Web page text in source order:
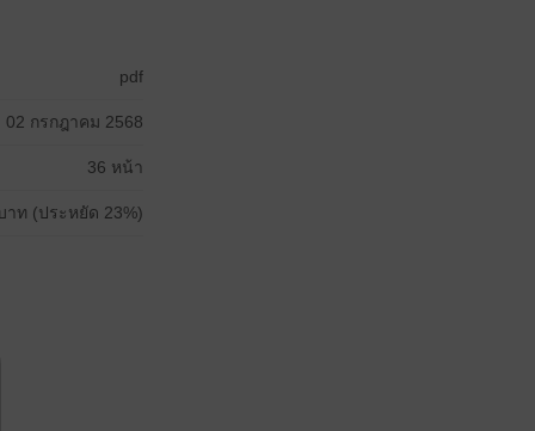
pdf
02 กรกฎาคม 2568
36 หน้า
าท (ประหยัด 23%)